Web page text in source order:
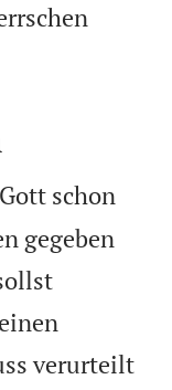
schon
gegeben
verurteilt